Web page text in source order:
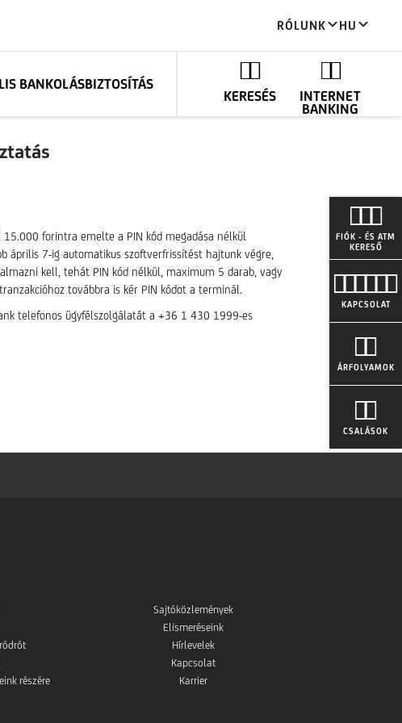
RÓLUNK HU
BANKOLÁSBIZTOSÍTÁS
KERESÉS
INTERNET
BANKING
FIÓK - ÉS ATM
KERESŐ
KAPCSOLAT
ÁRFOLYAMOK
CSALÁSOK
forintra emelte a PIN kód megadása nélkül
7-ig automatikus szoftverfrissítést hajtunk végre,
kell, tehát PIN kód nélkül, maximum 5 darab, vagy
továbbra is kér PIN kódot a terminál.
telefonos ügyfélszolgálatát a +36 1 430 1999-es
részére
Sajtóközlemények
Elismeréseink
Hírlevelek
Kapcsolat
Karrier